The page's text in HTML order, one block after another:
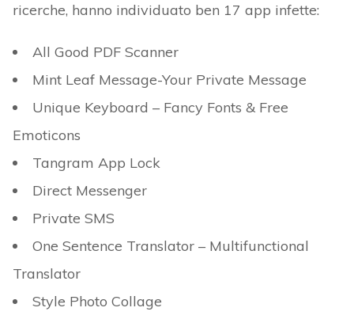
ricerche, hanno individuato ben 17 app infette:
All Good PDF Scanner
Mint Leaf Message-Your Private Message
Unique Keyboard – Fancy Fonts & Free
Emoticons
Tangram App Lock
Direct Messenger
Private SMS
One Sentence Translator – Multifunctional
Translator
Style Photo Collage